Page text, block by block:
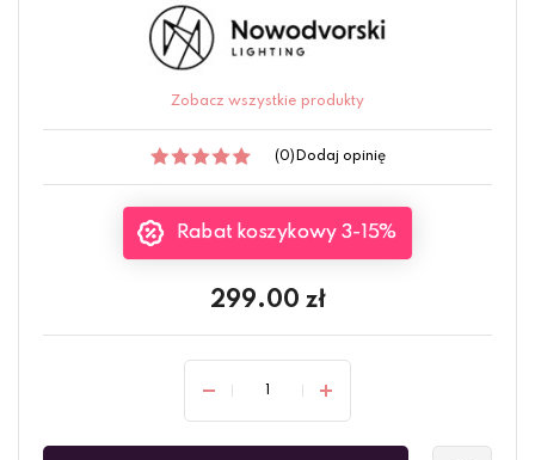
Zobacz wszystkie produkty
(0) Dodaj opinię
Rabat koszykowy 3-15%
299.00 zł